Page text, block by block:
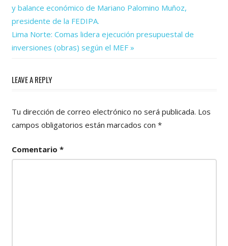
de
entradas
Post:
y balance económico de Mariano Palomino Muñoz,
presidente de la FEDIPA.
Next
Post:
Lima Norte: Comas lidera ejecución presupuestal de
inversiones (obras) según el MEF
LEAVE A REPLY
Tu dirección de correo electrónico no será publicada. Los
campos obligatorios están marcados con *
Comentario *